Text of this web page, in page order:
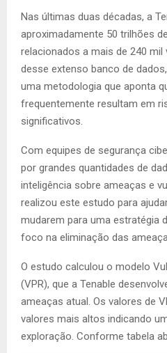
Nas últimas duas décadas, a
aproximadamente 50 trilhões
relacionados a mais de 240 mil
desse extenso banco de
uma metodologia que aponta
frequentemente resultam em
significativos.
Com equipes de segurança
por grandes quantidades de
inteligência sobre ameaças e
realizou este estudo para
mudarem para uma estratégia
foco na eliminação das
O estudo calculou o modelo
(VPR), que a Tenable
ameaças atual. Os valores de
valores mais altos indicando
exploração. Conforme tabela